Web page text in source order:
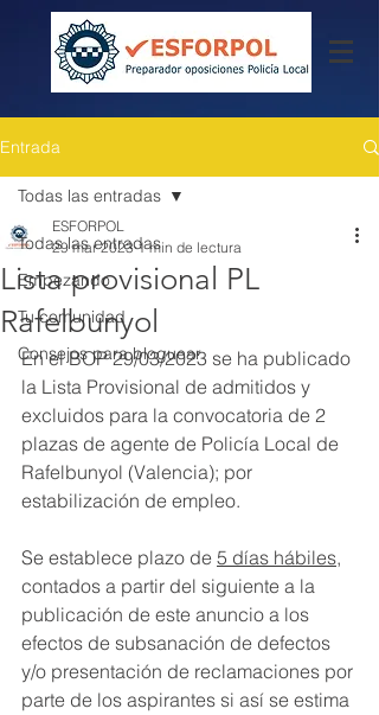
Entrada
Todas las entradas
Empezando
Tu comunidad
Consejos para bloguear
Todas las entradas
Lista provisional PL
Rafelbunyol
ESFORPOL
29 mar 2023 1 min de lectura
En el BOP 29/03/2023 se ha publicado
la Lista Provisional de admitidos y
excluidos para la convocatoria de 2
plazas de agente de Policía Local de
Rafelbunyol (Valencia); por
estabilización de empleo.
Se establece plazo de 5 días hábiles,
contados a partir del siguiente a la
publicación de este anuncio a los
efectos de subsanación de defectos
y/o presentación de reclamaciones por
parte de los aspirantes si así se estima